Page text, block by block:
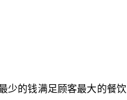
少的钱满足顾客最大的餐饮